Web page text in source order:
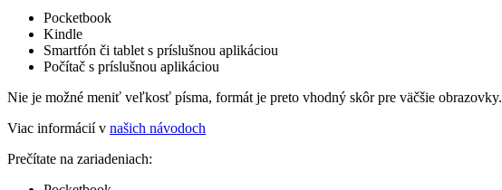
Pocketbook
Kindle
Smartfón či tablet s príslušnou aplikáciou
Počítač s príslušnou aplikáciou
Nie je možné meniť veľkosť písma, formát je preto vhodný skôr pre väčšie obrazovky.
Viac informácií v našich návodoch
Prečítate na zariadeniach: